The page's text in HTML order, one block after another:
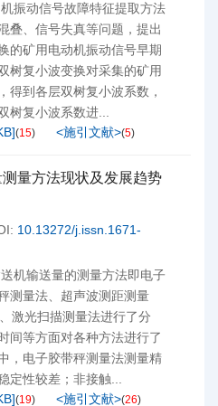
振动信号故障特征提取方法
叠、信号失真等问题，提出
的矿用电动机振动信号早期
树复小波变换对采集的矿用
得到各层双树复小波系数，
树复小波系数进...
](15) <施引文献>(5)
量方法现状及发展趋势
10.13272/j.issn.1671-
机输送量的测量方法即电子
测量法、超声波测距测量
激光扫描测量法进行了分
间等方面对各种方法进行了
，电子胶带秤测量法测量精
定性较差；非接触...
](19) <施引文献>(26)